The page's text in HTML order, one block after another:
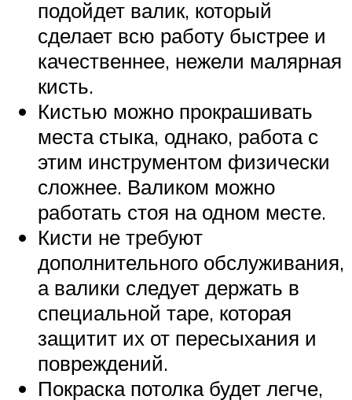
подойдет валик, который
сделает всю работу быстрее и
качественнее, нежели малярная
кисть.
Кистью можно прокрашивать
места стыка, однако, работа с
этим инструментом физически
сложнее. Валиком можно
работать стоя на одном месте.
Кисти не требуют
дополнительного обслуживания,
а валики следует держать в
специальной таре, которая
защитит их от пересыхания и
повреждений.
Покраска потолка будет легче,